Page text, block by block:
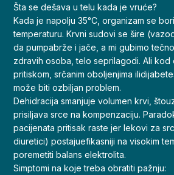
Šta se dešava u telu kada je vruće?
Kada je napolju 35°C, organizam se
temperaturu. Krvni sudovi se šire
da pumpabrže i jače, a mi gubimo
zdravih osoba, telo seprilagodi. Ali kod
pritiskom, srčanim oboljenjima
može biti ozbiljan problem.
Dehidracija smanjuje volumen krvi,
prisiljava srce na kompenzaciju.
pacijenata pritisak raste jer lekovi za
diuretici) postajuefikasniji na visokim
poremetiti balans elektrolita.
Simptomi na koje treba obratiti pažnju: